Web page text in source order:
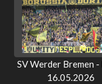
SV Werder Bremen -
16.05.2026